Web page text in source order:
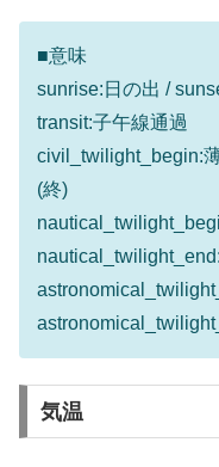
■意味
sunrise:日の出 /
transit:子午線通過
civil_twilight_begin:
(終)
気温